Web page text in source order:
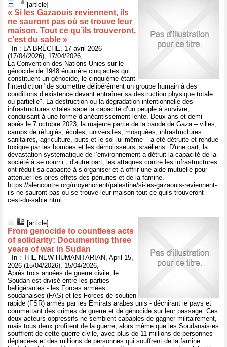
[article]
« Si les Gazaouis reviennent, ils
ne sauront pas où se trouve leur
maison. Tout ce qu’ils trouveront,
c’est du sable »
- In : LA BRÈCHE, 17 avril 2026
(17/04/2026), 17/04/2026,
La Convention des Nations Unies sur le
génocide de 1948 énumère cinq actes qui
constituent un génocide, le cinquième étant
l'interdiction "de soumettre délibérément un groupe humain à des
conditions d’existence devant entraîner sa destruction physique totale
ou partielle". La destruction ou la dégradation intentionnelle des
infrastructures vitales sape la capacité d’un peuple à survivre,
conduisant à une forme d’anéantissement lente. Deux ans et demi
après le 7 octobre 2023, la majeure partie de la bande de Gaza – villes,
camps de réfugiés, écoles, universités, mosquées, infrastructures
sanitaires, agriculture, puits et le sol lui-même – a été détruite et rendue
toxique par les bombes et les démolisseurs israéliens. D'une part, la
dévastation systématique de l’environnement a détruit la capacité de la
société à se nourrir ; d'autre part, les attaques contre les infrastructures
ont réduit sa capacité à s’organiser et à offrir une aide mutuelle pour
atténuer les pires effets des pénuries et de la famine.
https://alencontre.org/moyenorient/palestine/si-les-gazaouis-reviennent-
ils-ne-sauront-pas-ou-se-trouve-leur-maison-tout-ce-quils-trouveront-
cest-du-sable.html
[article]
From genocide to countless acts
of solidarity: Documenting three
years of war in Sudan
- In : THE NEW HUMANITARIAN, April 15,
2026 (15/04/2026), 15/04/2026,
Après trois années de guerre civile, le
Soudan est divisé entre les parties
belligérantes - les Forces armées
soudanaises (FAS) et les Forces de soutien
rapide (FSR) armés par les Émirats arabes unis - déchirant le pays et
commettant des crimes de guerre et de génocide sur leur passage. Ces
deux acteurs oppressifs ne semblent capables de gagner militairement,
mais tous deux profitent de la guerre, alors même que les Soudanais·es
souffrent de cette guerre civile, avec plus de 11 millions de personnes
déplacées et des millions de personnes qui souffrent de la famine.